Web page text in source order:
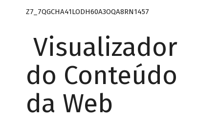
Z7_7QGCHA41LODH60A3OQA8RN1457
Visualizador
do Conteúdo
da Web